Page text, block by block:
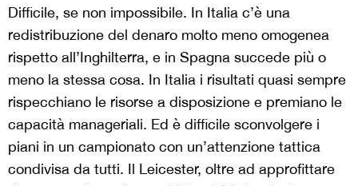
Difficile, se non impossibile. In Italia c’è una
redistribuzione del denaro molto meno omogenea
rispetto all’Inghilterra, e in Spagna succede più o
meno la stessa cosa. In Italia i risultati quasi sempre
rispecchiano le risorse a disposizione e premiano le
capacità manageriali. Ed è difficile sconvolgere i
piani in un campionato con un’attenzione tattica
condivisa da tutti. Il Leicester, oltre ad approfittare